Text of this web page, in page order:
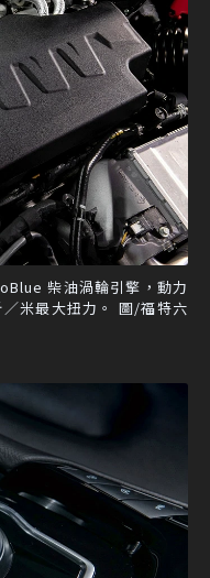
柴油渦輪引擎，動力
米最大扭力。 圖/福特六